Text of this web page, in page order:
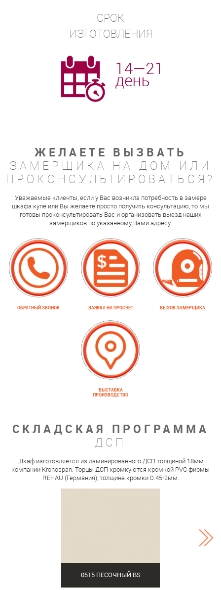
СРОК
ИЗГОТОВЛЕНИЯ
ЖЕЛАЕТЕ ВЫЗВАТЬ
ЗАМЕРЩИКА НА ДОМ ИЛИ
ПРОКОНСУЛЬТИРОВАТЬСЯ?
Уважаемые клиенты, если у Вас возникла потребность в замере
шкафа купе или Вы желаете просто получить консультацию, то мы
готовы проконсультировать Вас и организовать выезд наших
замерщиков по указанному Вами адресу.
ОБРАТНЫЙ ЗВОНОК ЗАЯВКА НА ПРОСЧЕТ ВЫЗОВ ЗАМЕРЩИКА
ВЫСТАВКА
ПРОИЗВОДСТВО
СКЛАДСКАЯ ПРОГРАММА
ДСП
Шкаф изготовляется из ламинированного ДСП толщиной 18мм
компании Kronospan. Торцы ДСП кромкуются кромкой PVC фирмы
REHAU (Германия), толщина кромки 0.45-2мм.
0515 ПЕСОЧНЫЙ BS